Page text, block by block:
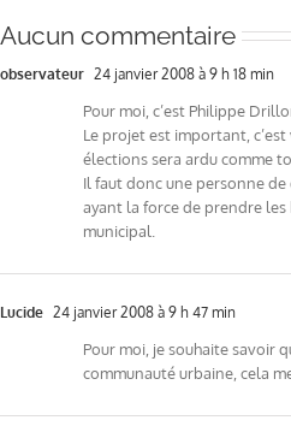
Aucun commentaire
observateur 24 janvier 2008 à 9 h 18 min
Pour moi, c’est Philippe
Le projet est important,
élections sera ardu comme
Il faut donc une personne
ayant la force de prendre
municipal.
Lucide 24 janvier 2008 à 9 h 47 min
Pour moi, je souhaite savoir
communauté urbaine, cela